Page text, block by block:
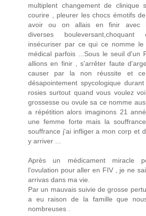
multiplent changement de
courire , pleurer les chocs émotifs
avoir ou on allais en finir avec
diverses
insécuriser par ce qui ce nomme le
médical parfois ...Sous le seuil d'un
allions en finir , s'arrêter faute
causer par la non réussite et
désapointement spycologique
rosies surtout quand vous voulez
grossesse ou ovule sa ce nomme
a répétition alors imaginons 21
une femme forte mais la
souffrance j'ai infliger a mon corp et
y arriver ...
Après un médicament miracle
l'ovulation pour aller en FIV , je ne
arrivas dans ma vie.
Par un mauvais suivie de grosse
a eu raison de la famille que
nombreuses .